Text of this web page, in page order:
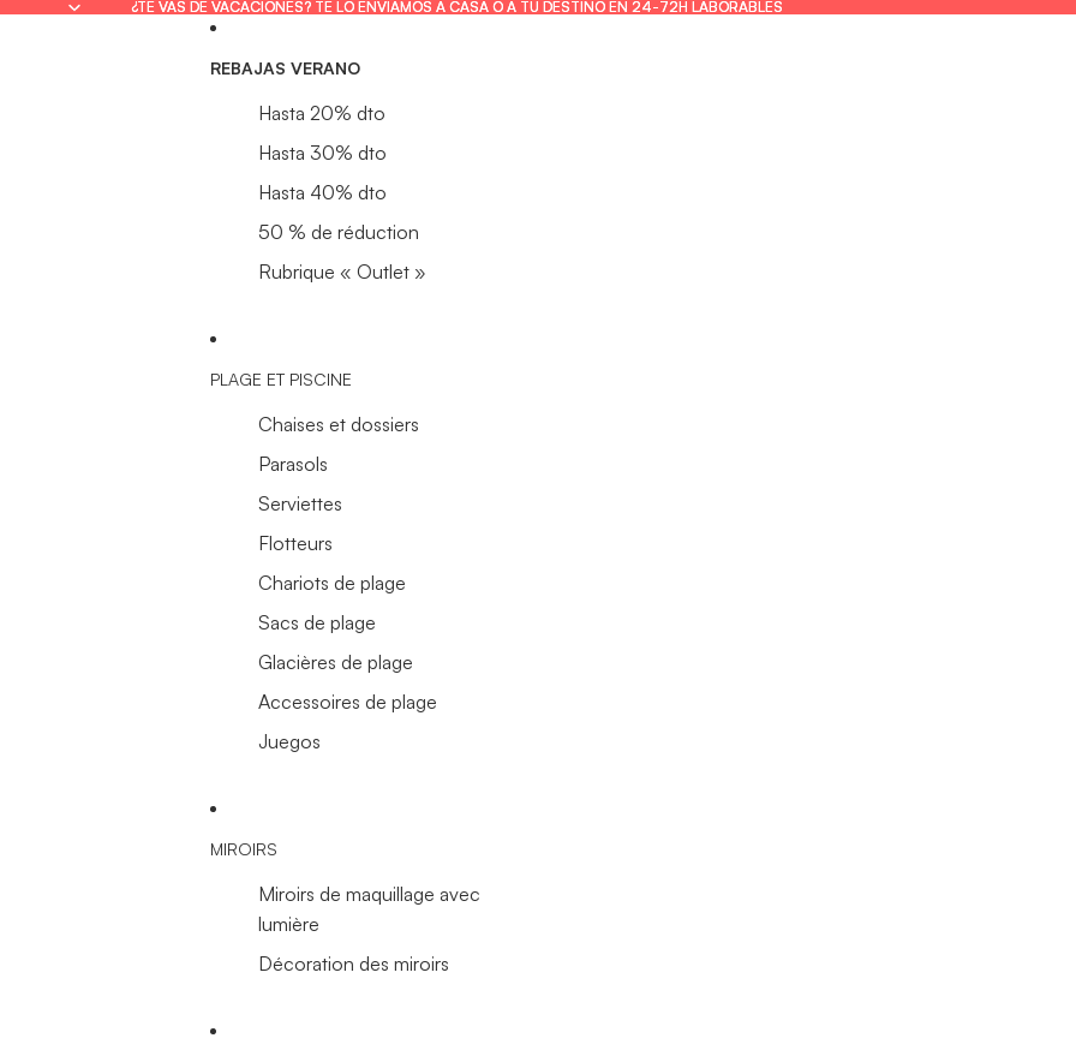
¿TE VAS DE VACACIONES? TE LO ENVIAMOS A CASA O A TU DESTINO EN 24-72H LABORABLES
¿TE VAS DE VACACIONES? TE LO ENVIAMOS A CASA O A TU DESTINO EN 24-72H LABORABLES
REBAJAS VERANO
Hasta 20% dto
Hasta 30% dto
Hasta 40% dto
50 % de réduction
Rubrique « Outlet »
PLAGE ET PISCINE
Chaises et dossiers
Parasols
Serviettes
Flotteurs
Chariots de plage
Sacs de plage
Glacières de plage
Accessoires de plage
Juegos
MIROIRS
Miroirs de maquillage avec
lumière
Décoration des miroirs